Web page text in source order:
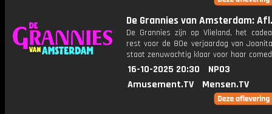
De Grannies van Amsterdam:
De Grannies zijn op Vlieland, het
rest voor de 80e verjaardag van
staat zenuwachtig klaar voor haar
16-10-2025 20:30
NPO3
Amusement.TV
Mensen.TV